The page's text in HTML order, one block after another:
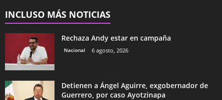
INCLUSO MÁS NOTICIAS
Rechaza Andy estar en campaña
Nacional 6 agosto, 2026
Detienen a Ángel Aguirre, exgobernador de
Guerrero, por caso Ayotzinapa